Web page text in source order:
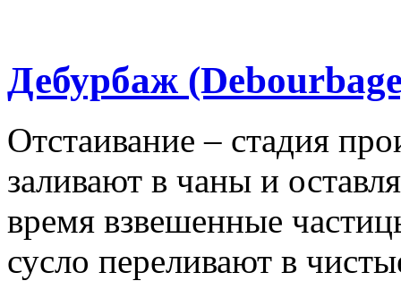
Дебурбаж
Отстаивание – стадия
заливают в чаны и
время взвешенные
сусло переливают в